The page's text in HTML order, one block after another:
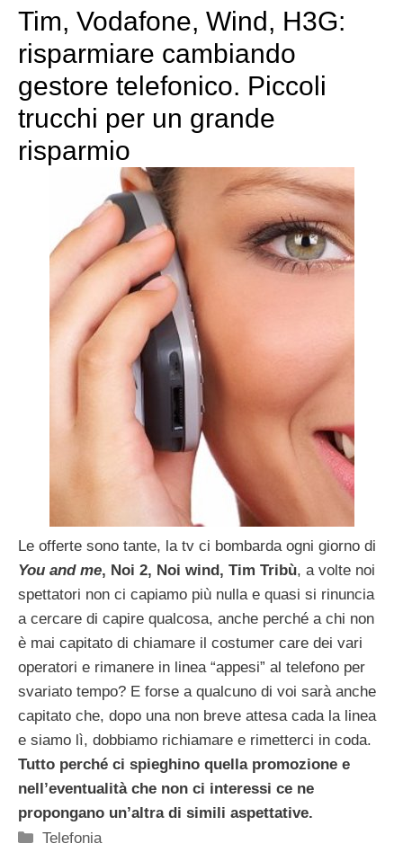
Tim, Vodafone, Wind, H3G:
risparmiare cambiando
gestore telefonico. Piccoli
trucchi per un grande
risparmio
Le offerte sono tante, la tv ci bombarda ogni giorno di
You and me, Noi 2, Noi wind, Tim Tribù, a volte noi
spettatori non ci capiamo più nulla e quasi si rinuncia
a cercare di capire qualcosa, anche perché a chi non
è mai capitato di chiamare il costumer care dei vari
operatori e rimanere in linea “appesi” al telefono per
svariato tempo? E forse a qualcuno di voi sarà anche
capitato che, dopo una non breve attesa cada la linea
e siamo lì, dobbiamo richiamare e rimetterci in coda.
Tutto perché ci spieghino quella promozione e
nell’eventualità che non ci interessi ce ne
propongano un’altra di simili aspettative.
Categorie
Telefonia